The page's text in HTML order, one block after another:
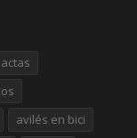
actas
avilés en bici